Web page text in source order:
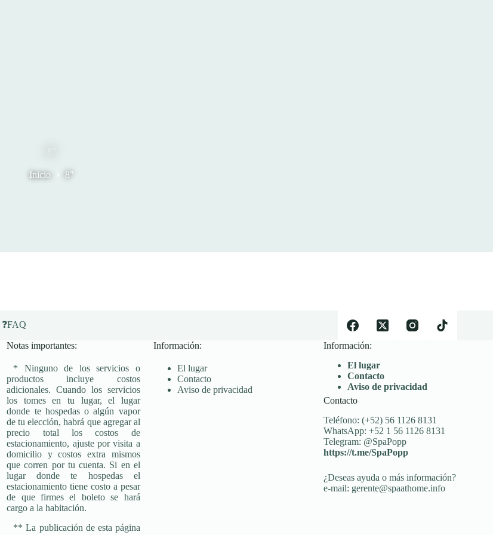
Inicio 8"
❓FAQ
Notas importantes:
* Ninguno de los servicios o
productos incluye costos
adicionales. Cuando los servicios
los tomes en tu lugar, el lugar
donde te hospedas o algún vapor
de tu elección, habrá que agregar al
precio total los costos de
estacionamiento, ajuste por visita a
domicilio y costos extra mismos
que corren por tu cuenta. Si en el
lugar donde te hospedas el
estacionamiento tiene costo a pesar
de que firmes el boleto se hará
cargo a la habitación.
** La publicación de esta página
Información:
El lugar
Contacto
Aviso de privacidad
Información:
El lugar
Contacto
Aviso de privacidad
Contacto
Teléfono: (+52) 56 1126 8131
WhatsApp: +52 1 56 1126 8131
Telegram: @SpaPopp
https://t.me/SpaPopp
¿Deseas ayuda o más información?
e-mail: gerente@spaathome.info